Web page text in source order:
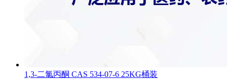
1,3-二氯丙酮 CAS 534-07-6 25KG桶装